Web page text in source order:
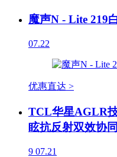
魔声N - Lite 219
07.22
优惠直达 >
TCL华星AGLR
眩抗反射双效协同
9 07.21